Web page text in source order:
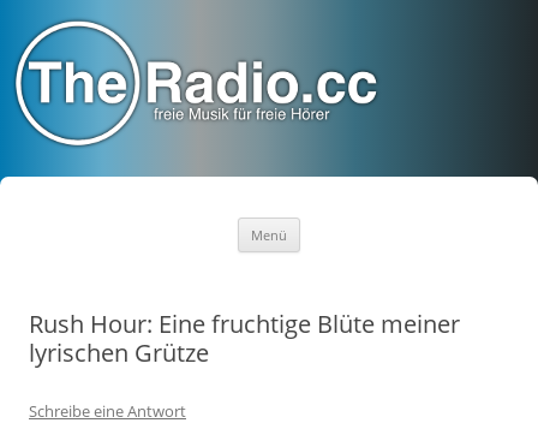
Menü
Rush Hour: Eine fruchtige Blüte meiner
lyrischen Grütze
Schreibe eine Antwort